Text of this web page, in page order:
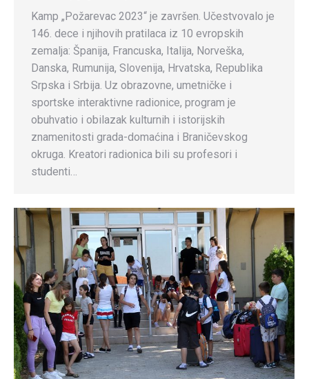
Kamp „Požarevac 2023“ je završen. Učestvovalo je
146. dece i njihovih pratilaca iz 10 evropskih
zemalja: Španija, Francuska, Italija, Norveška,
Danska, Rumunija, Slovenija, Hrvatska, Republika
Srpska i Srbija. Uz obrazovne, umetničke i
sportske interaktivne radionice, program je
obuhvatio i obilazak kulturnih i istorijskih
znamenitosti grada-domaćina i Braničevskog
okruga. Kreatori radionica bili su profesori i
studenti…